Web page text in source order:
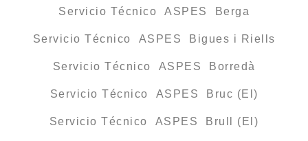
Servicio Técnico ASPES Berga
Servicio Técnico ASPES Bigues i Riells
Servicio Técnico ASPES Borredà
Servicio Técnico ASPES Bruc (El)
Servicio Técnico ASPES Brull (El)